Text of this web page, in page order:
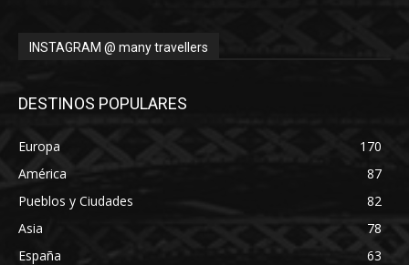
INSTAGRAM @ many travellers
DESTINOS POPULARES
Europa
170
América
87
Pueblos y Ciudades
82
Asia
78
España
63